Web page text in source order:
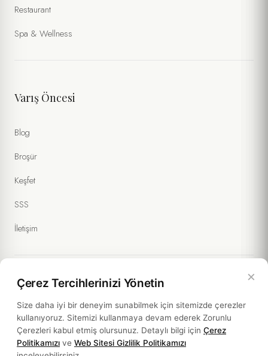
Restaurant
Spa & Wellness
Varış Öncesi
Blog
Broşür
Keşfet
SSS
İletişim
Yasal Bilgiler
Politikalar
Sürdürülebilirlik
×
Çerez Tercihlerinizi Yönetin
Size daha iyi bir deneyim sunabilmek için sitemizde çerezler
kullanıyoruz. Sitemizi kullanmaya devam ederek Zorunlu
Çerezleri kabul etmiş olursunuz. Detaylı bilgi için Çerez
Politikamızı ve Web Sitesi Gizlilik Politikamızı